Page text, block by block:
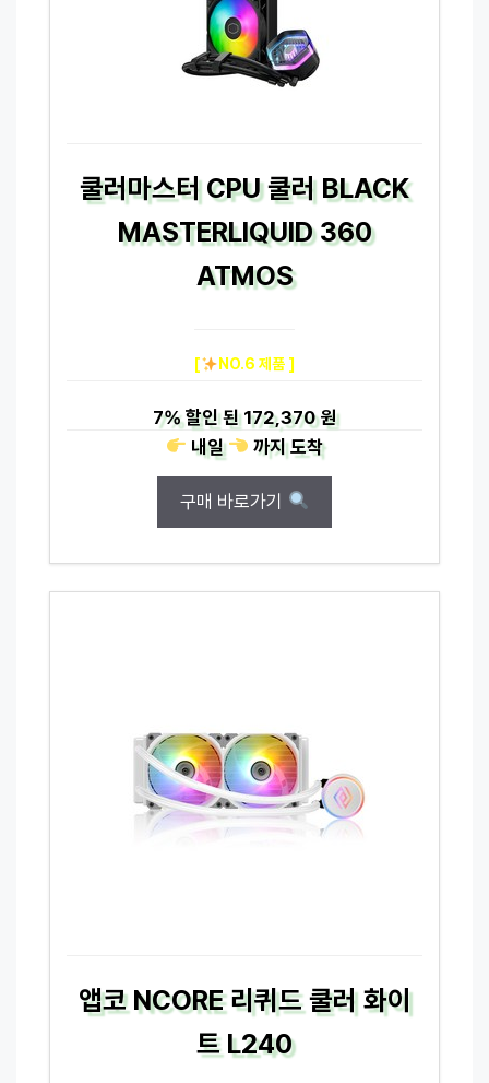
쿨러마스터 CPU 쿨러 BLACK
MASTERLIQUID 360
ATMOS
[ NO.6 제품 ]
7%할인 된172,370 원
내일
까지도착
구매 바로가기
앱코 NCORE 리퀴드 쿨러 화이
트 L240